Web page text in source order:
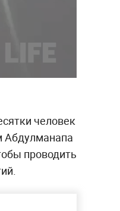
человек
Абдулманапа
проводить